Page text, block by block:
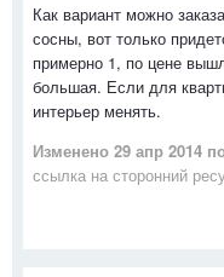
Как вариант можно
сосны, вот только
примерно 1, по цене
большая. Если для
интерьер менять.
Изменено 29 апр 2014
ссылка на сторонний